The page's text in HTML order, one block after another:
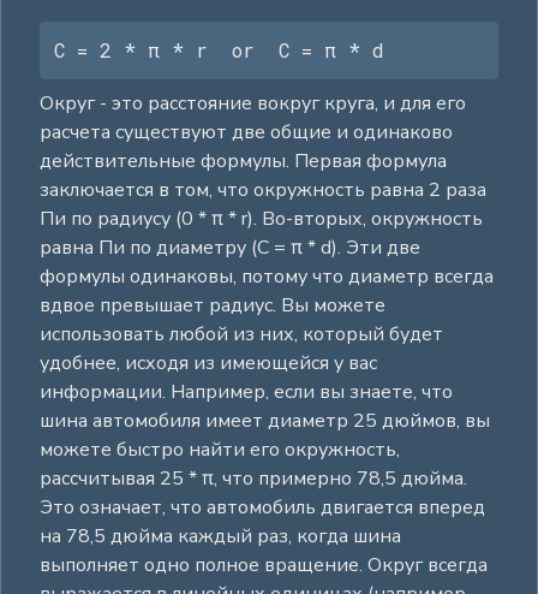
C = 2 * π * r  or  C = π * d
Округ - это расстояние вокруг круга, и для его
расчета существуют две общие и одинаково
действительные формулы. Первая формула
заключается в том, что окружность равна 2 раза
Пи по радиусу (0 * π * r). Во-вторых, окружность
равна Пи по диаметру (C = π * d). Эти две
формулы одинаковы, потому что диаметр всегда
вдвое превышает радиус. Вы можете
использовать любой из них, который будет
удобнее, исходя из имеющейся у вас
информации. Например, если вы знаете, что
шина автомобиля имеет диаметр 25 дюймов, вы
можете быстро найти его окружность,
рассчитывая 25 * π, что примерно 78,5 дюйма.
Это означает, что автомобиль двигается вперед
на 78,5 дюйма каждый раз, когда шина
выполняет одно полное вращение. Округ всегда